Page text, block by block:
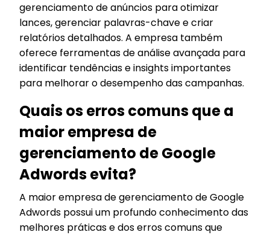
gerenciamento de anúncios para otimizar
lances, gerenciar palavras-chave e criar
relatórios detalhados. A empresa também
oferece ferramentas de análise avançada para
identificar tendências e insights importantes
para melhorar o desempenho das campanhas.
Quais os erros comuns que a
maior empresa de
gerenciamento de Google
Adwords evita?
A maior empresa de gerenciamento de Google
Adwords possui um profundo conhecimento das
melhores práticas e dos erros comuns que